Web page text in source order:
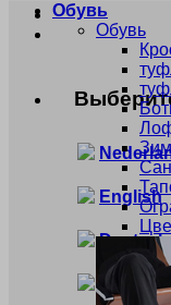
English
Deutsch
Français
Обувь
Обувь